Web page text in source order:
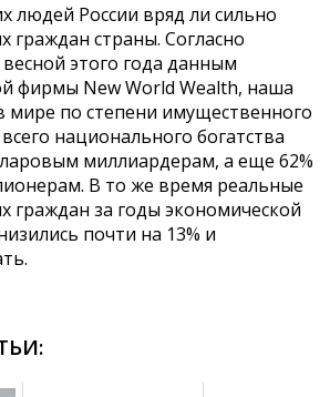
людей России вряд ли сильно
граждан страны. Согласно
этого года данным
фирмы New World Wealth, наша
мире по степени имущественного
национального богатства
миллиардерам, а еще 62%
В то же время реальные
граждан за годы экономической
почти на 13% и